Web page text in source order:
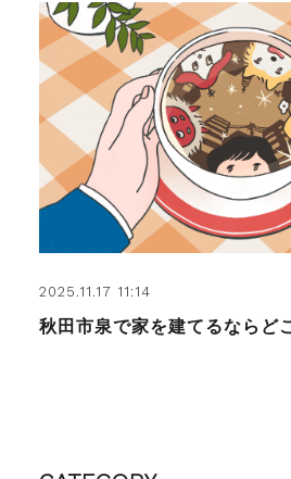
2025.11.17 11:14
秋田市泉で家を建てるならど